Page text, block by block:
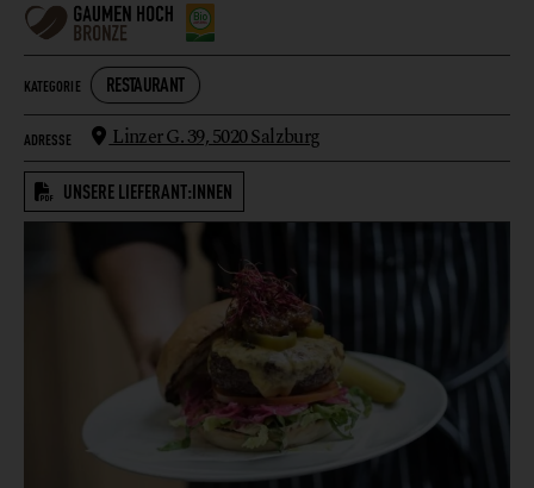
KATEGORIE RESTAURANT
ADRESSE Linzer G. 39,5020 Salzburg
UNSERE LIEFERANT:INNEN